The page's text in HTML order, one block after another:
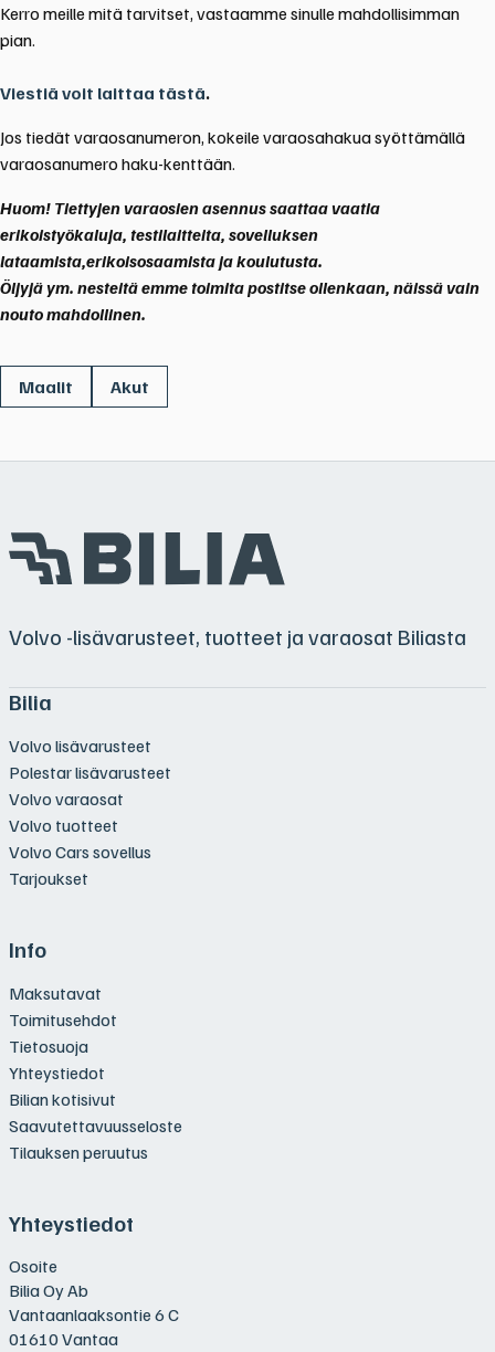
Kerro meille mitä tarvitset, vastaamme sinulle mahdollisimman
pian.
Viestiä voit laittaa tästä.
Jos tiedät varaosanumeron, kokeile varaosahakua syöttämällä
varaosanumero haku-kenttään.
Huom! Tiettyjen varaosien asennus saattaa vaatia
erikoistyökaluja, testilaitteita, sovelluksen
lataamista,erikoisosaamista ja koulutusta.
Öljyjä ym. nesteitä emme toimita postitse ollenkaan, näissä vain
nouto mahdollinen.
Maalit Akut
Volvo -lisävarusteet, tuotteet ja varaosat Biliasta
Bilia
Volvo lisävarusteet
Polestar lisävarusteet
Volvo varaosat
Volvo tuotteet
Volvo Cars sovellus
Tarjoukset
Info
Maksutavat
Toimitusehdot
Tietosuoja
Yhteystiedot
Bilian kotisivut
Saavutettavuusseloste
Tilauksen peruutus
Yhteystiedot
Osoite
Bilia Oy Ab
Vantaanlaaksontie 6 C
01610 Vantaa